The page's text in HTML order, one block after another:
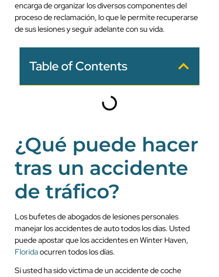
encarga de organizar los diversos componentes del
proceso de reclamación, lo que le permite recuperarse
de sus lesiones y seguir adelante con su vida.
Table of Contents
¿Qué puede hacer
tras un accidente
de tráfico?
Los bufetes de abogados de lesiones personales
manejar los accidentes de auto todos los días. Usted
puede apostar que los accidentes en Winter Haven,
Floridaocurren todos los días.
Si usted ha sido víctima de un accidente de coche